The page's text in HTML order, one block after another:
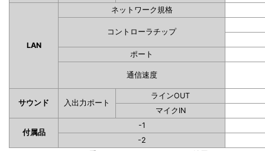
LAN
ネットワーク規格
コントローラチップ
ポート
通信速度
サウンド 入出力ポート
ラインOUT
マイクIN
付属品
-1
-2